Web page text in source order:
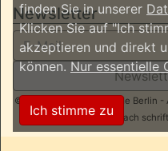
Newsletter
© 2026 ReggaeInBerlin.de Berlin
nur nach
finden Sie in unserer
Klicken Sie auf "Ich
akzeptieren und direkt
können.Nur essentielle
Ich stimme zu